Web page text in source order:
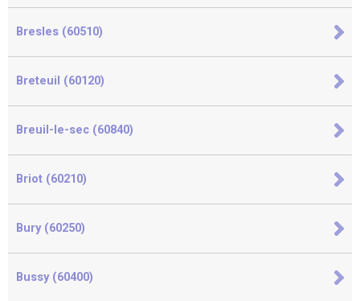
Bresles (60510)
Breteuil (60120)
Breuil-le-sec (60840)
Briot (60210)
Bury (60250)
Bussy (60400)